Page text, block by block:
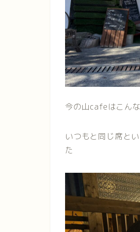
今の山cafeはこん
いつもと同じ席と
た